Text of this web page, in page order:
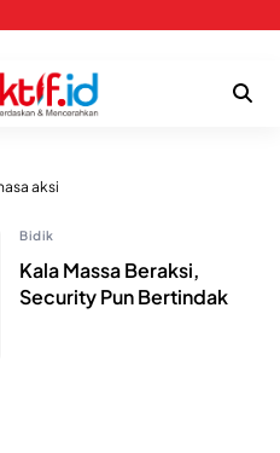
aksi
Bidik
Kala Massa Beraksi,
Security Pun Bertindak